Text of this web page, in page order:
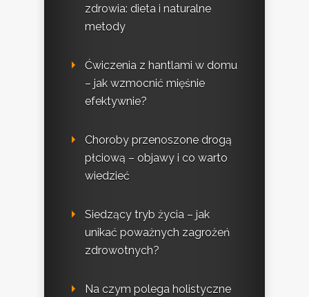
zdrowia: dieta i naturalne
metody
Ćwiczenia z hantlami w domu
– jak wzmocnić mięśnie
efektywnie?
Choroby przenoszone drogą
płciową – objawy i co warto
wiedzieć
Siedzący tryb życia – jak
unikać poważnych zagrożeń
zdrowotnych?
Na czym polega holistyczne